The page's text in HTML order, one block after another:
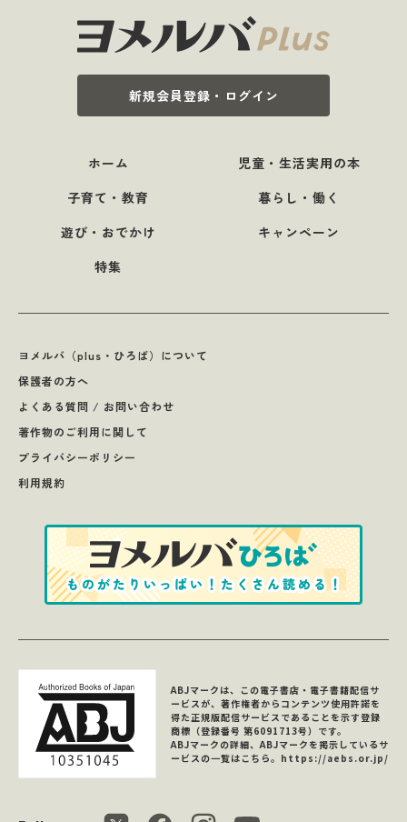
新規会員登録・ログイン
ホーム
児童・生活実用の本
子育て・教育
暮らし・働く
遊び・おでかけ
キャンペーン
特集
ヨメルバ（plus・ひろば）について
保護者の方へ
よくある質問 / お問い合わせ
著作物のご利用に関して
プライバシーポリシー
利用規約
ABJマークは、この電子書店・電子書籍配信サ
ービスが、著作権者からコンテンツ使用許諾を
得た正規版配信サービスであることを示す登録
商標（登録番号 第6091713号）です。
ABJマークの詳細、ABJマークを掲示しているサ
ービスの一覧はこちら。 https://aebs.or.jp/